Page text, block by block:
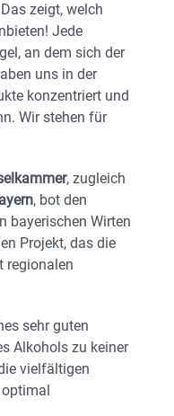
zeigt, welch
Jede
an dem sich der
uns in der
konzentriert und
Wir stehen für
, zugleich
, bot den
bayerischen Wirten
Projekt, das die
regionalen
sehr guten
Alkohols zu keiner
vielfältigen